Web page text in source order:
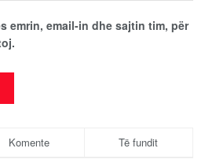
emrin, email-in dhe sajtin tim, për
Komente Të fundit